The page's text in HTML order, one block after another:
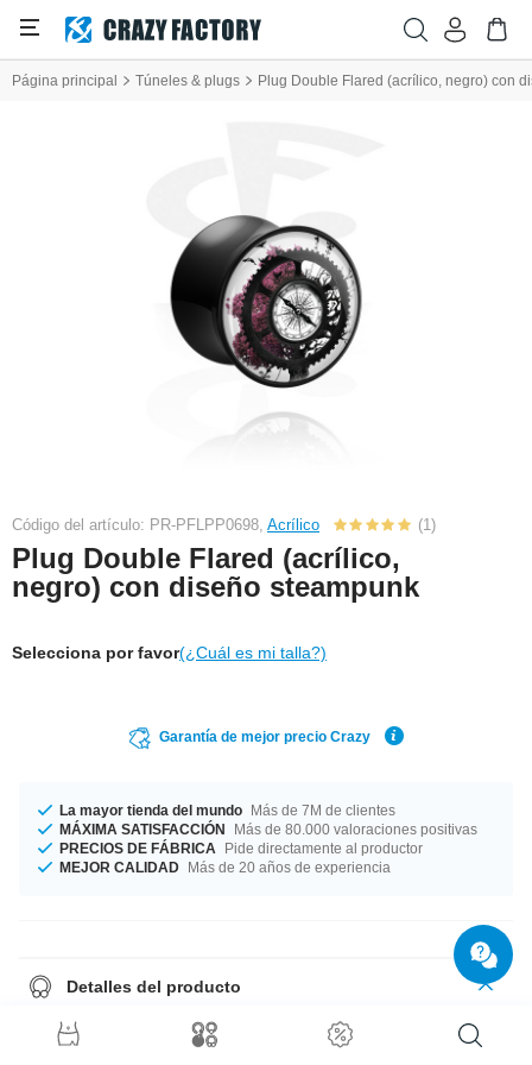
Página principal Túneles & plugs Plug Double Flared (acrílico, negro) con
Código del artículo: PR-PFLPP0698, Acrílico (1)
Plug Double Flared (acrílico,
negro) con diseño steampunk
Selecciona por favor(¿Cuál es mi talla?)
Garantía de mejor precio Crazy
La mayor tienda del mundo Más de 7M de clientes
MÁXIMA SATISFACCIÓN
Más de 80.000 valoraciones positivas
PRECIOS DE FÁBRICA
Pide directamente al productor
MEJOR CALIDAD Más de 20 años de experiencia
Detalles del producto
Plug con doble acampanado negro con un diseño desenfadado,
directamente desde tu fábrica.